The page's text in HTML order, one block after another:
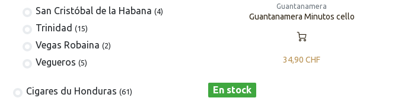
San Cristóbal de la Habana (4)
Trinidad (15)
Vegas Robaina (2)
Vegueros (5)
​​​Cigares du Honduras (61)
Guantanamera
Guantanamera Minutos cello
34,90 CHF
En stock